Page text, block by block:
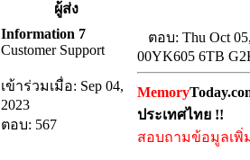
ผู้ส่ง
Information 7
Customer Support
เข้าร่วมเมื่อ: Sep 04,
2023
ตอบ: 567
ตอบ: Thu Oct
00YK605 6TB
Memory
ประเทศไทย !!
สอบถามข้อมูลเพิ่